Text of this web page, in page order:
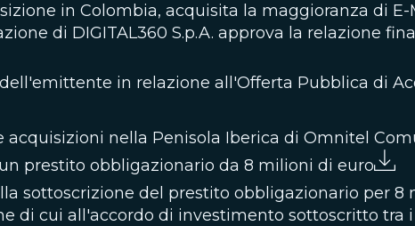
in Colombia, acquisita la maggioranza di
di DIGITAL360 S.p.A. approva la relazione
in relazione all'Offerta Pubblica di
acquisizioni nella Penisola Iberica di Omnitel
prestito obbligazionario da 8 milioni di euro
sottoscrizione del prestito obbligazionario per 8
di cui all'accordo di investimento sottoscritto tra i